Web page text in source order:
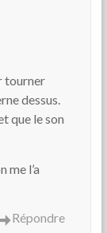
tourner
dessus.
que le son
me l’a
Répondre